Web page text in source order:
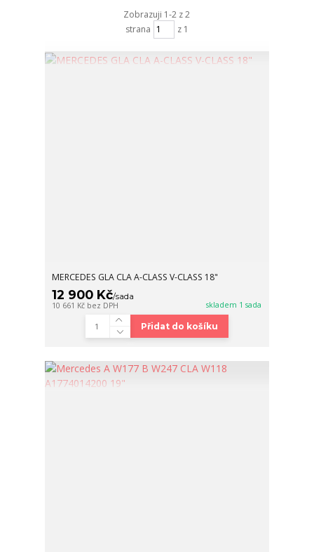
Zobrazuji 1-2 z 2
strana
z 1
MERCEDES GLA CLA A-CLASS V-CLASS 18"
12 900 Kč/sada
10 661 Kč bez DPH skladem 1 sada
Přidat do košíku